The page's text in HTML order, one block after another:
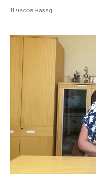
11 часов назад